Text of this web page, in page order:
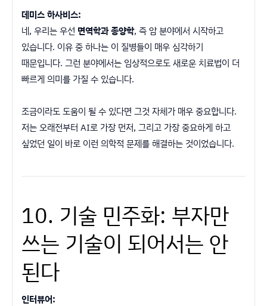
데미스 하사비스:
네, 우리는 우선 면역학과 종양학, 즉 암 분야에서 시작하고
있습니다. 이유 중 하나는 이 질병들이 매우 심각하기
때문입니다. 그런 분야에서는 임상적으로도 새로운 치료법이 더
빠르게 의미를 가질 수 있습니다.
조금이라도 도움이 될 수 있다면 그것 자체가 매우 중요합니다.
저는 오래전부터 AI로 가장 먼저, 그리고 가장 중요하게 하고
싶었던 일이 바로 이런 의학적 문제를 해결하는 것이었습니다.
10. 기술 민주화: 부자만
쓰는 기술이 되어서는 안
된다
인터뷰어: